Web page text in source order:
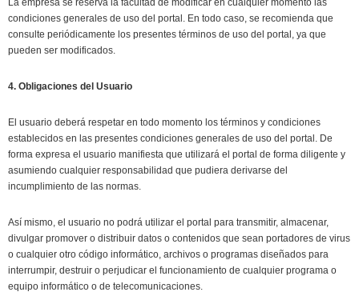
condiciones generales de uso del portal. En todo caso, se recomienda que
consulte periódicamente los presentes términos de uso del portal, ya que
pueden ser modificados.
4. Obligaciones del Usuario
El usuario deberá respetar en todo momento los términos y condiciones
establecidos en las presentes condiciones generales de uso del portal. De
forma expresa el usuario manifiesta que utilizará el portal de forma diligente y
asumiendo cualquier responsabilidad que pudiera derivarse del
incumplimiento de las normas.
Así mismo, el usuario no podrá utilizar el portal para transmitir, almacenar,
divulgar promover o distribuir datos o contenidos que sean portadores de virus
o cualquier otro código informático, archivos o programas diseñados para
interrumpir, destruir o perjudicar el funcionamiento de cualquier programa o
equipo informático o de telecomunicaciones.